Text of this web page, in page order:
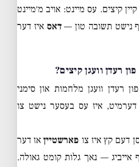
קיצים. עס מיינט: אויב מ׳מיינט
נישט תשובה טון —דאס איז דער
רעדן וועגן קיצים?
רעדן וועגן מלחמות און סימני
דערמיט, איז עס בעסער נישט צו
דעם קץ איז צו פארשטייןאז דער
אייביג — נאך גלות קומט גאולה.